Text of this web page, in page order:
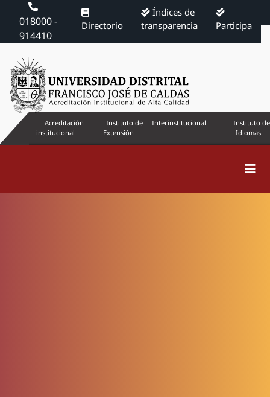
018000 -
914410
Directorio
Índices de
transparencia
Participa
Acreditación
institucional
Instituto de
Extensión
Interinstitucional
Instituto de
Idiomas